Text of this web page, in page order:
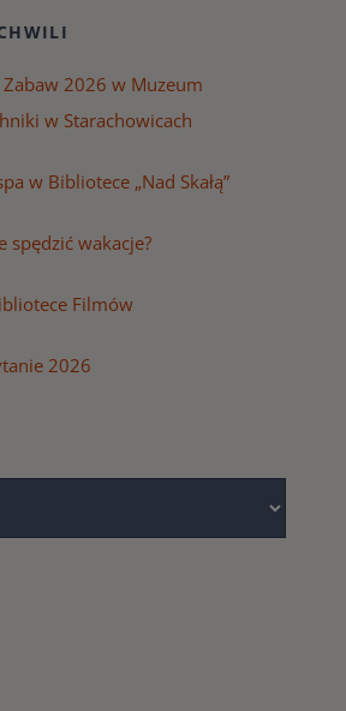
2026 w Muzeum
w Starachowicach
w Bibliotece „Nad Skałą”
spędzić wakacje?
Filmów
2026